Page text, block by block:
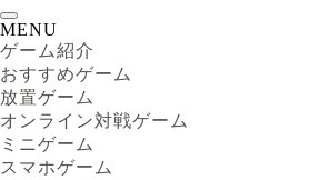
MENU
ゲーム紹介
おすすめゲーム
放置ゲーム
オンライン対戦ゲーム
ミニゲーム
スマホゲーム